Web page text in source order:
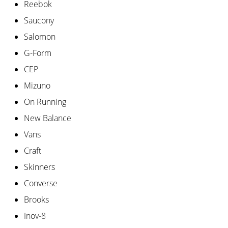
μπάσκετ
Είσαι
του
μπάσκετ
εμείς;
Έλα
μαζί
μας
ως
πρεσβευτής
μάρκας
μας.
όλων των
Reebok
Saucony
Salomon
G-Form
CEP
Mizuno
On Running
New Balance
Vans
Craft
Skinners
Converse
Brooks
Inov-8